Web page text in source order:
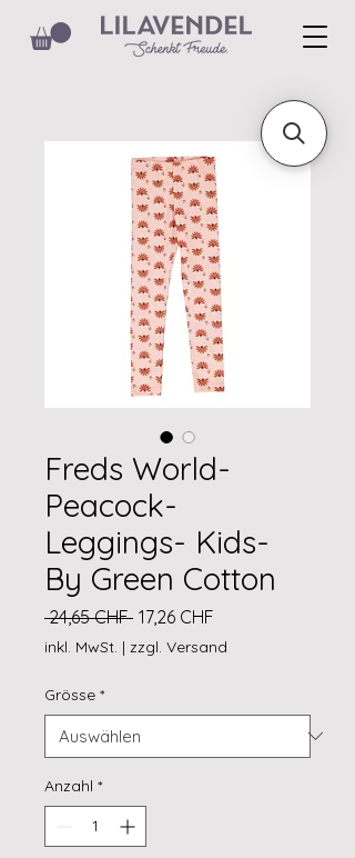
Freds World-
Peacock-
Leggings- Kids-
By Green Cotton
24,65 CHF Standardpreis
17,26 CHF
Preis
inkl. MwSt. | zzgl. Versand
Grösse *
Anzahl *